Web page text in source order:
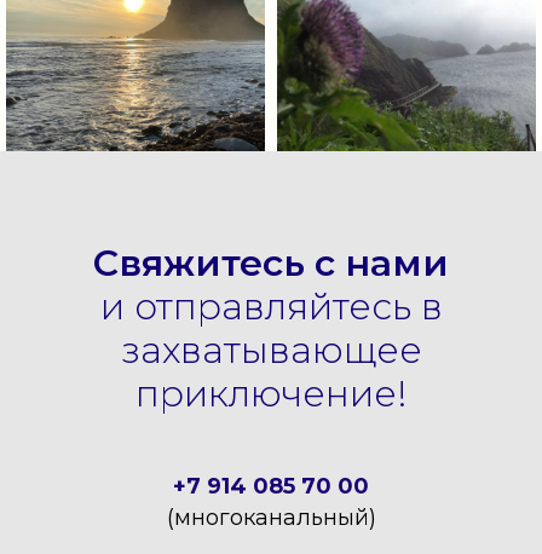
Свяжитесь с нами
и отправляйтесь в
захватывающее
приключение!
+7 914 085 70 00
(многоканальный)